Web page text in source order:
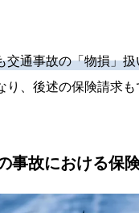
交通事故の「物損」扱
り、後述の保険請求も
事故における保